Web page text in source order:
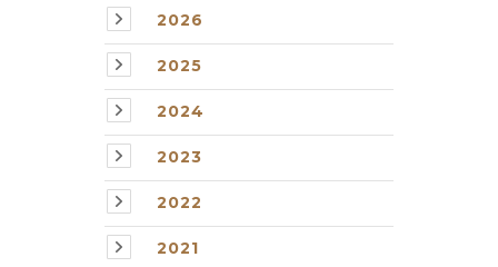
2026
2025
2024
2023
2022
2021